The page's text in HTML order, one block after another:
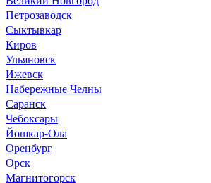
Петрозаводск
Сыктывкар
Киров
Ульяновск
Ижевск
Набережные Челны
Саранск
Чебоксары
Йошкар-Ола
Оренбург
Орск
Магнитогорск